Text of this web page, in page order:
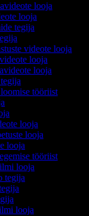
looja
looja
tegija
videote looja
looja
looja
tööriist
looja
looja
looja
tööriist
looja
tegija
looja